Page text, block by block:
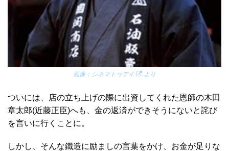
画像： シネマトゥデイ より
ついには、店の立ち上げの際に出資してくれた恩師の木田
章太郎(近藤正臣)へも、金の返済ができそうにないと詫び
を言いに行くことに。
しかし、そんな鐵造に励ましの言葉をかけ、お金が足りな